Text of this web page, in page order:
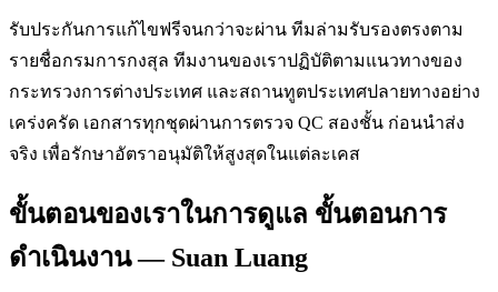
รับประกันการแก้ไขฟรีจนกว่าจะผ่าน ทีมล่ามรับรองตรงตาม
รายชื่อกรมการกงสุล ทีมงานของเราปฏิบัติตามแนวทางของ
กระทรวงการต่างประเทศ และสถานทูตประเทศปลายทางอย่าง
เคร่งครัด เอกสารทุกชุดผ่านการตรวจ QC สองชั้น ก่อนนำส่ง
จริง เพื่อรักษาอัตราอนุมัติให้สูงสุดในแต่ละเคส
ขั้นตอนของเราในการดูแล ขั้นตอนการ
ดำเนินงาน — Suan Luang